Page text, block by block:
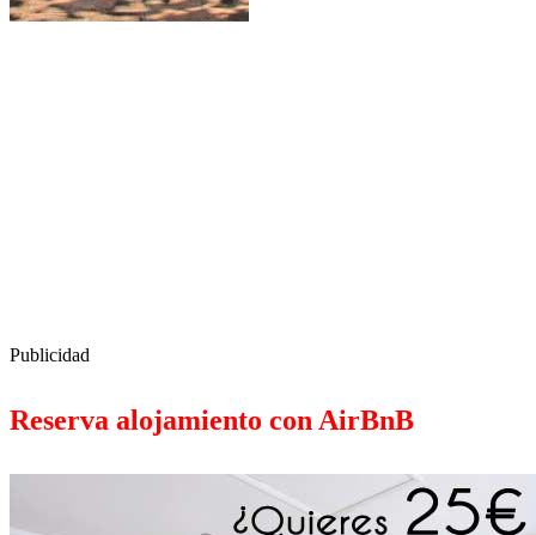
Publicidad
Reserva alojamiento con AirBnB